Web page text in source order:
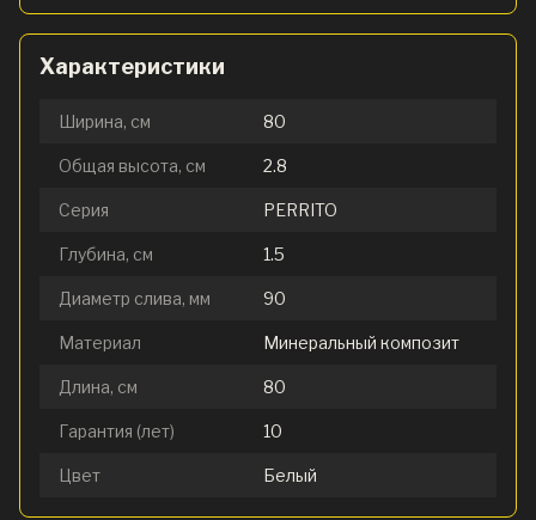
Характеристики
Ширина, см 80
Общая высота, см 2.8
Серия PERRITO
Глубина, см 1.5
Диаметр слива, мм 90
Материал Минеральный композит
Длина, см 80
Гарантия (лет) 10
Цвет Белый